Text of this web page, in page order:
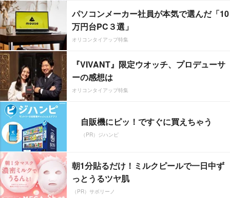
パソコンメーカー社員が本気で選んだ「10
万円台PC３選」
オリコンタイアップ特集
『VIVANT』限定ウオッチ、プロデューサ
ーの感想は
オリコンタイアップ特集
自販機にピッ！ですぐに買えちゃう
（PR）ジハンピ
朝1分貼るだけ！ミルクピールで一日中ず
っとうるツヤ肌
（PR）サボリーノ